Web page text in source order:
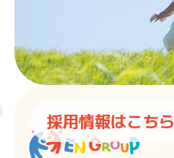
採用情報はこちら